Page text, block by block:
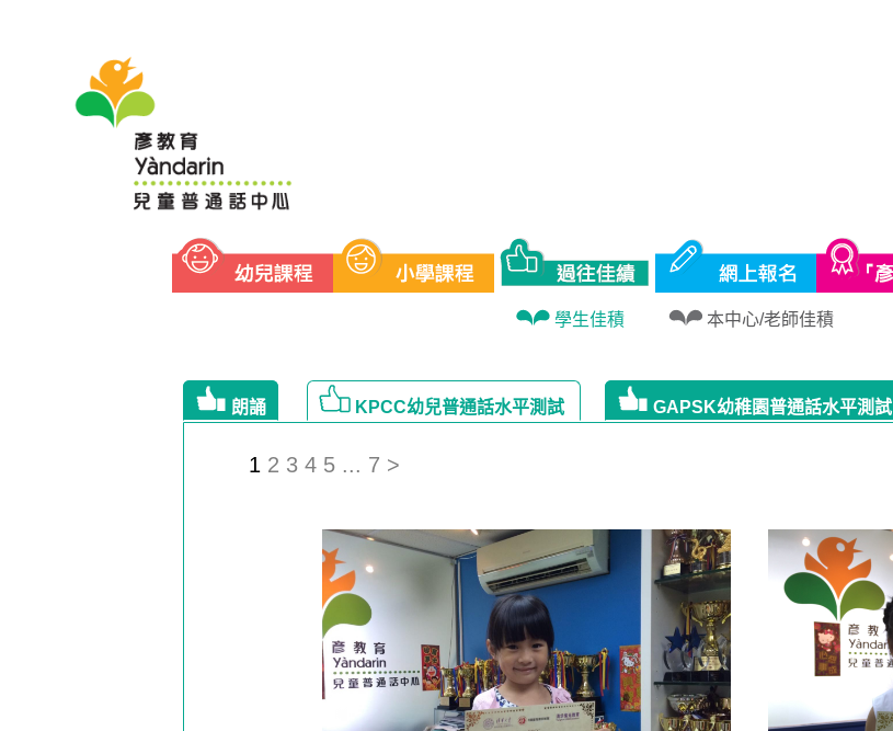
Yandarin - KPCC幼兒普通話水平測試 | 學生佳積
學生佳積 本中心/老師佳積
朗誦 KPCC幼兒普通話水平測試 GAPSK幼稚園普通話水平測試
1 2 3 4 5 ... 7 >